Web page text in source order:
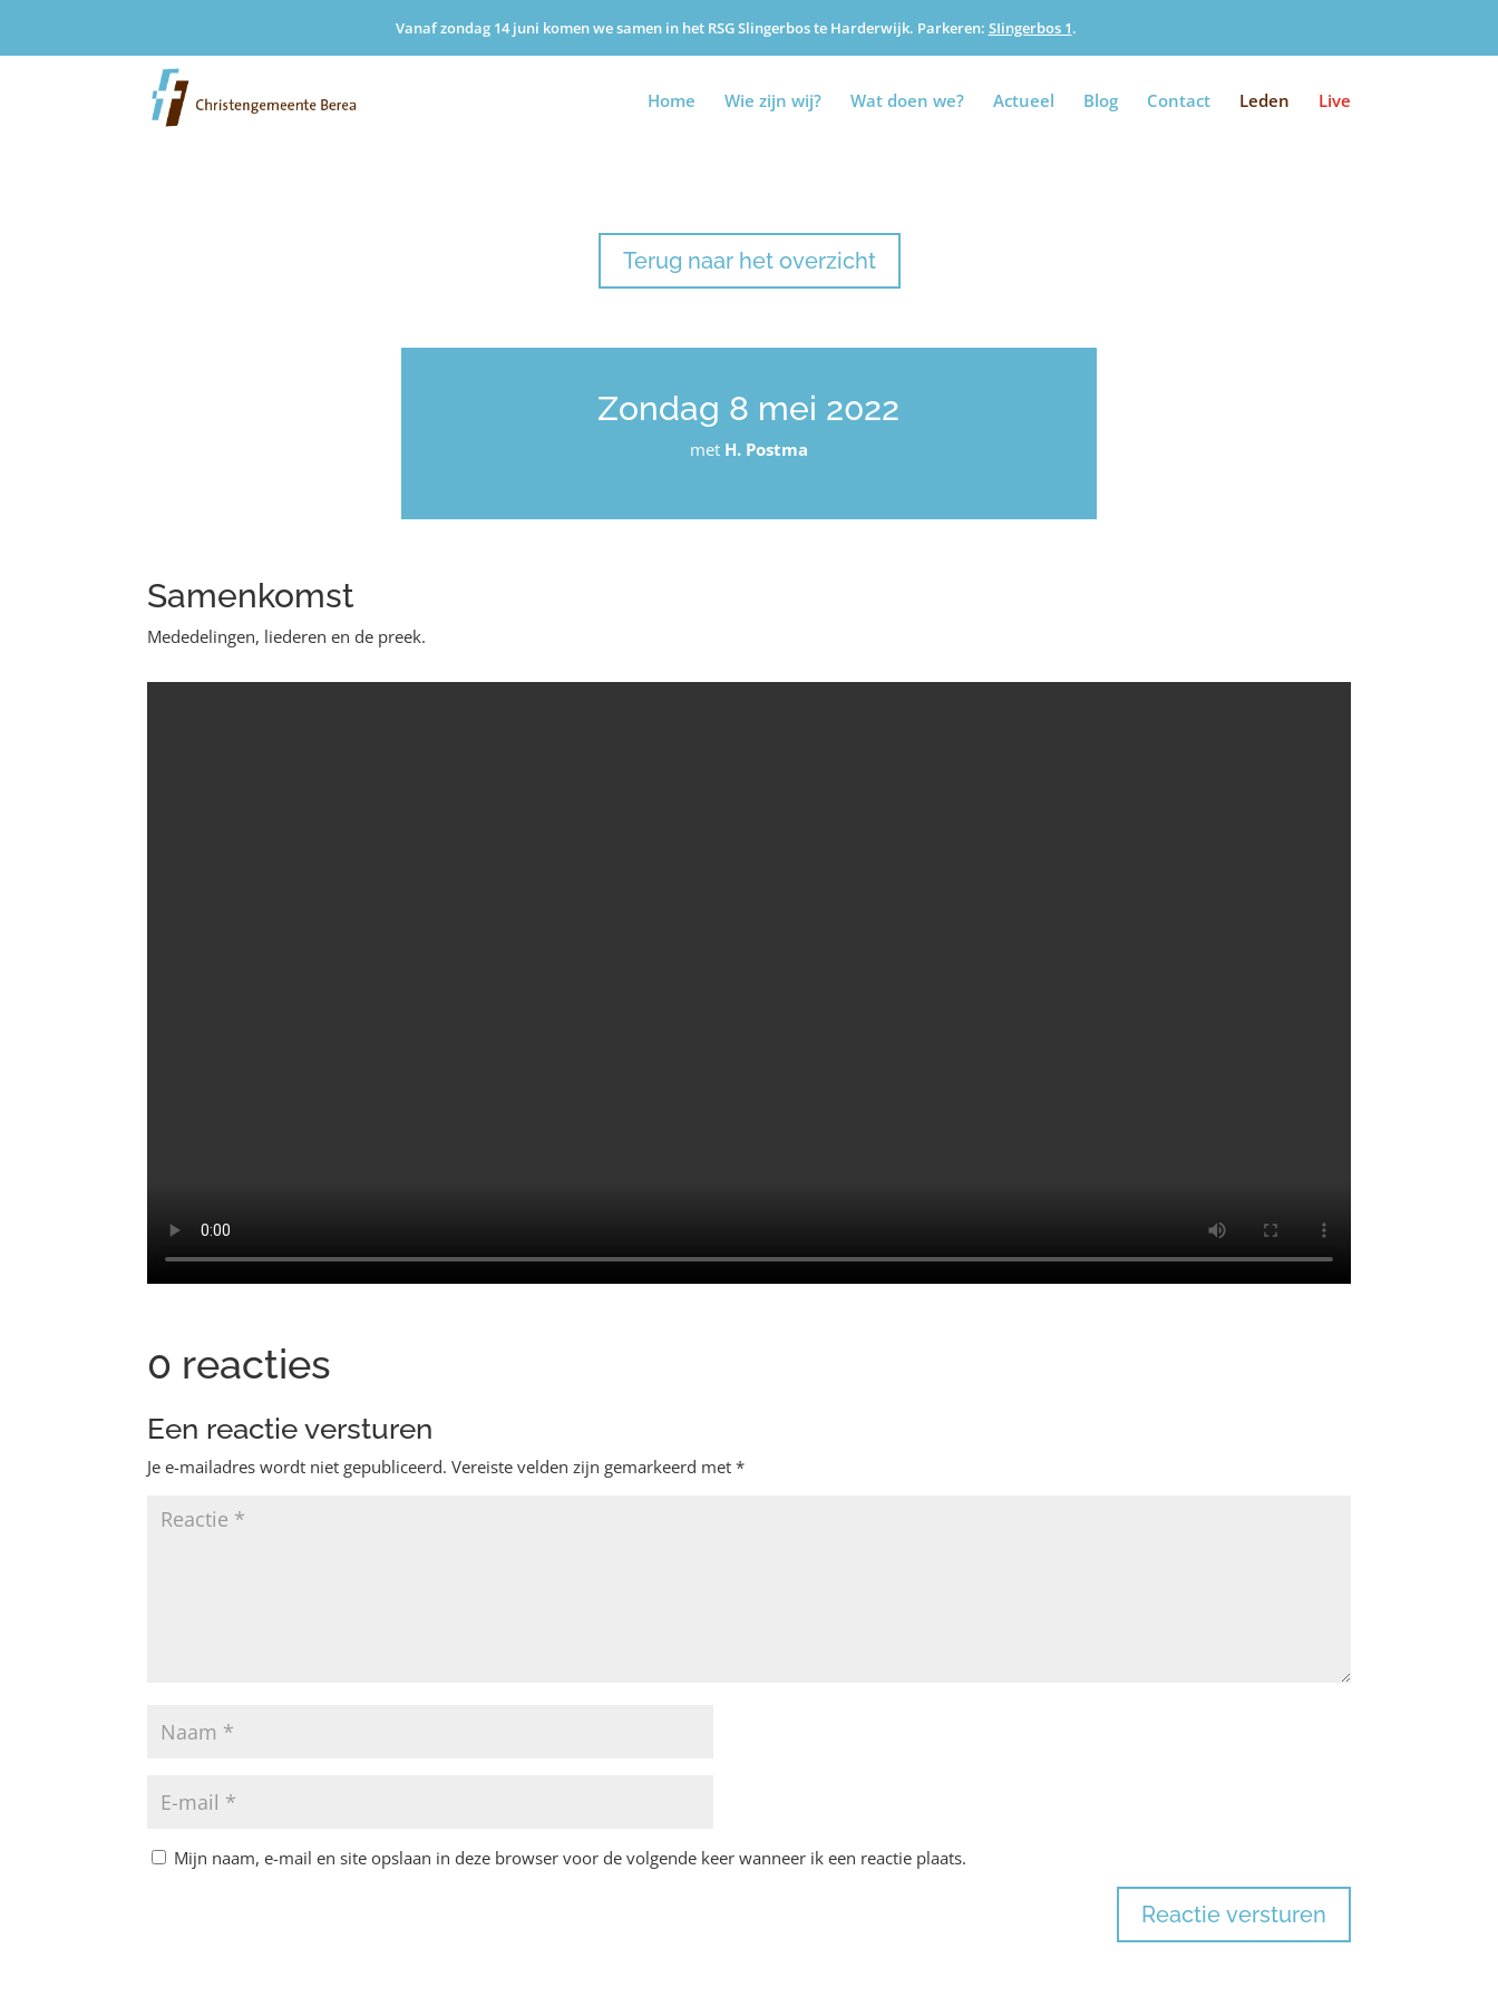
Vanaf zondag 14 juni komen we samen in het RSG Slingerbos te Harderwijk. Parkeren: SIingerbos 1.
Home Wie zijn wij? Wat doen we? Actueel Blog Contact Leden Live
Terug naar het overzicht
Zondag 8 mei 2022
met H. Postma
Samenkomst
Mededelingen, liederen en de preek.
0 reacties
Een reactie versturen
Je e-mailadres wordt niet gepubliceerd. Vereiste velden zijn gemarkeerd met *
Mijn naam, e-mail en site opslaan in deze browser voor de volgende keer wanneer ik een reactie plaats.
Reactie versturen